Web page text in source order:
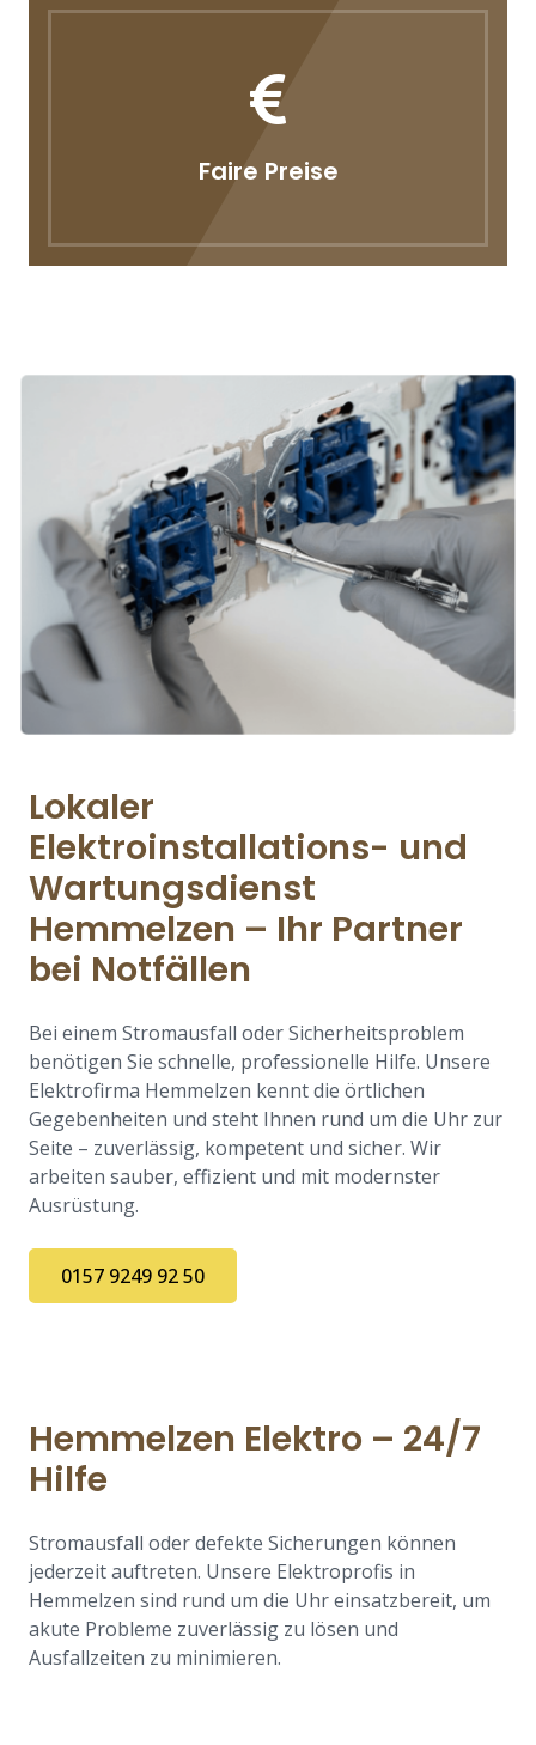
Faire Preise
Lokaler
Elektroinstallations- und
Wartungsdienst
Hemmelzen – Ihr Partner
bei Notfällen
Bei einem Stromausfall oder Sicherheitsproblem
benötigen Sie schnelle, professionelle Hilfe. Unsere
Elektrofirma Hemmelzen kennt die örtlichen
Gegebenheiten und steht Ihnen rund um die Uhr zur
Seite – zuverlässig, kompetent und sicher. Wir
arbeiten sauber, effizient und mit modernster
Ausrüstung.
0157 9249 92 50
Hemmelzen Elektro – 24/7
Hilfe
Stromausfall oder defekte Sicherungen können
jederzeit auftreten. Unsere Elektroprofis in
Hemmelzen sind rund um die Uhr einsatzbereit, um
akute Probleme zuverlässig zu lösen und
Ausfallzeiten zu minimieren.